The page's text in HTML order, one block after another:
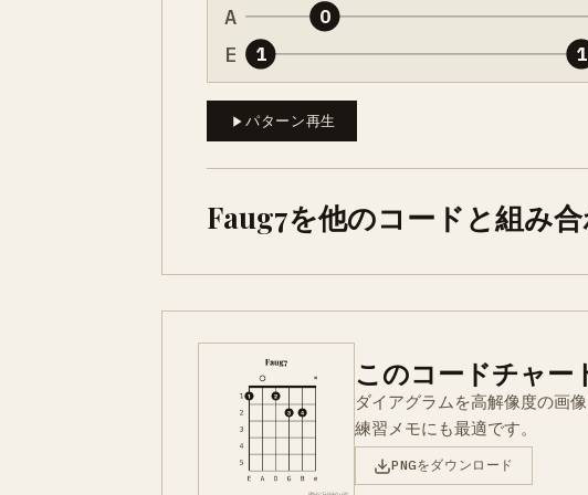
A
E 1
0
1
パターン再生
Faug7を他のコードと組み
このコードチャー
ダイアグラムを高解像度の画
練習メモにも最適です。
PNGをダウンロード